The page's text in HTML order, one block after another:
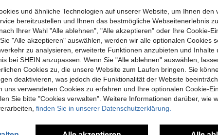
(1000+)
#4 Bestseller
#4 Bestseller
und ähnliche Technologien auf unserer Website, um Ihnen den
bereitzustellen und Ihnen das bestmögliche Webseitenerlebnis
Ihrer Wahl "Alle ablehnen", "Alle akzeptieren" oder Ihre Cookie-
"Alle akzeptieren" auswählen, werden wir alle optionalen Cookies
zu analysieren, erweiterte Funktionen anzubieten und Inhalte
bei SHEIN anzupassen. Wenn Sie "Alle ablehnen" auswählen,
Cookies zu, die unsere Website zum Laufen bringen. Sie
deaktivieren, was jedoch die Funktionalität der Website
uns verwendeten Cookies zu erfahren und Ihre optionalen Cookie-
Sie bitte "Cookies verwalten". Weitere Informationen darüber, wie
finden Sie in unserer Datenschutzerklärung.